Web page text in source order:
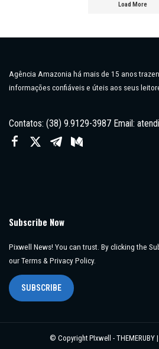
Load More
Agência Amazonia há mais de 15 anos
informações confiáveis e úteis aos seus
Contatos: (38) 9.9129-3987 Email:
Subscribe Now
Pixwell News! You can trust. By clicking the
our Terms & Privacy Policy.
SUBSCRIBE
© Copyright PIxwell - THEMERUBY